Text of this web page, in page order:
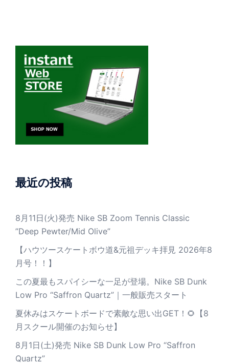
最近の投稿
8月11日(火)発売 Nike SB Zoom Tennis Classic
”Deep Pewter/Mid Olive”
【ハウツースケートボウ道&元祖デッキ拝見 2026年8
月号！！】
この夏最もスパイシーな一足が登場。Nike SB Dunk
Low Pro “Saffron Quartz”｜一般販売スタート
夏休みはスケートボードで素敵な思い出GET！🌻【8
月スクール開催のお知らせ】
8月1日(土)発売 Nike SB Dunk Low Pro “Saffron
Quartz”